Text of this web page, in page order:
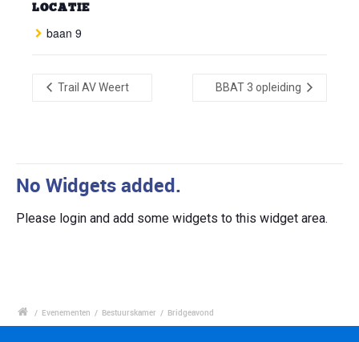
LOCATIE
baan 9
Trail AV Weert BBAT 3 opleiding
No Widgets added.
Please login and add some widgets to this widget area.
/ Evenementen / Bestuurskamer / Bridgeavond